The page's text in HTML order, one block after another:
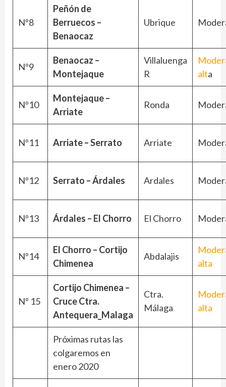
Nº8
Peñón de
Berruecos –
Benaocaz
Ubrique
Nº9
Benaocaz –
Montejaque
Villaluenga
R
alta
Nº10
Montejaque –
Arriate
Ronda
Nº11 Arriate – Serrato Arriate
Nº12 Serrato – Árdales Ardales
Nº13 Árdales – El Chorro El Chorro
Nº14
El Chorro – Cortijo
Chimenea
Abdalajis
alta
Nº 15
Cortijo Chimenea –
Cruce Ctra.
Antequera_Malaga
Ctra.
Málaga
alta
Próximas rutas las
colgaremos en
enero 2020